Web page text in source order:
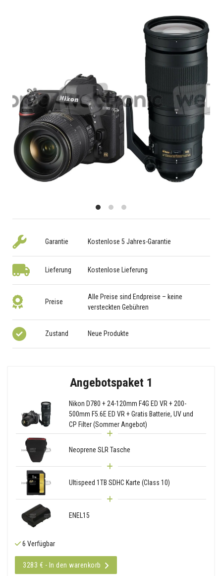
Garantie Kostenlose 5 Jahres-Garantie
Lieferung Kostenlose Lieferung
Preise
Alle Preise sind Endpreise – keine
versteckten Gebühren
Zustand Neue Produkte
Angebotspaket 1
Nikon D780 + 24-120mm F4G ED VR + 200-
500mm F5.6E ED VR + Gratis Batterie, UV und
CP Filter (Sommer Angebot)
Neoprene SLR Tasche
Ultispeed 1TB SDHC Karte (Class 10)
ENEL15
6 Verfügbar
3283 € - In den warenkorb